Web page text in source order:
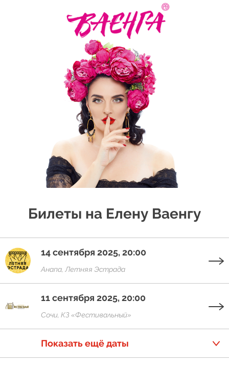
Билеты на Елену Ваенгу
14 сентября 2025, 20:00
Анапа, Летняя Эстрада
11 сентября 2025, 20:00
Сочи, КЗ «Фестивальный»
Показать ещё даты